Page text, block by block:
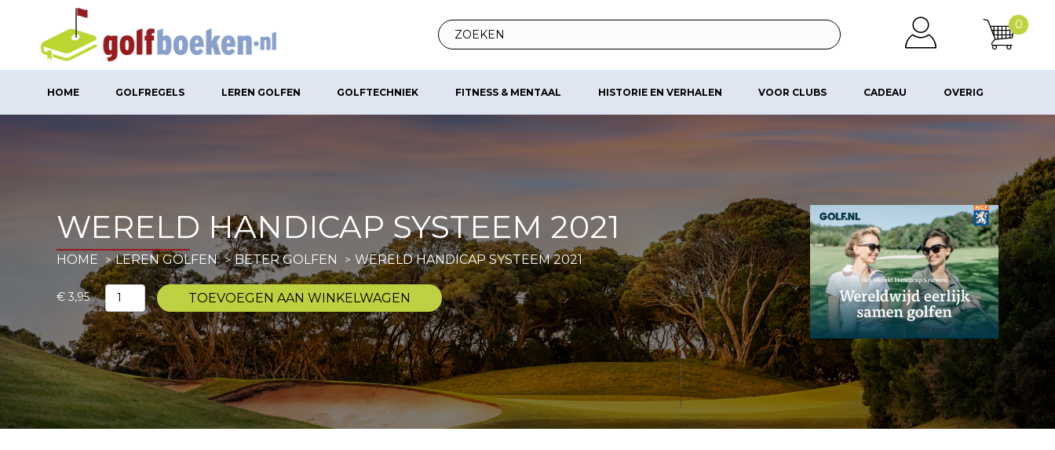
0
HOME GOLFREGELS LEREN GOLFEN GOLFTECHNIEK FITNESS & MENTAAL HISTORIE EN VERHALEN VOOR CLUBS CADEAU OVERIG
WERELD HANDICAP SYSTEEM 2021
HOME LEREN GOLFEN BETER GOLFEN WERELD HANDICAP SYSTEEM 2021
€ 3,95
Wereld
Handicap
Systeem
2021
aantal
TOEVOEGEN AAN WINKELWAGEN